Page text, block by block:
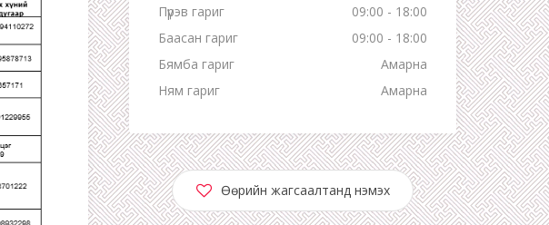
Пүрэв гариг
09:00 - 18:00
Баасан гариг
09:00 - 18:00
Бямба гариг
Амарна
Ням гариг
Амарна
Өөрийн жагсаалтанд нэмэх